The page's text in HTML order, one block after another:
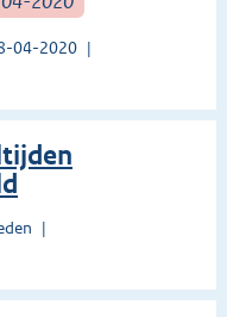
04-2020